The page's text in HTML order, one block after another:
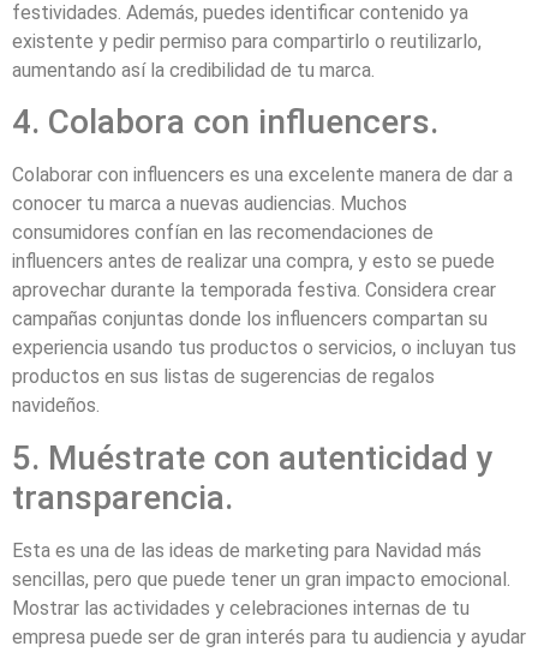
festividades. Además, puedes identificar contenido ya
existente y pedir permiso para compartirlo o reutilizarlo,
aumentando así la credibilidad de tu marca.
4. Colabora con influencers.
Colaborar con influencers es una excelente manera de dar a
conocer tu marca a nuevas audiencias. Muchos
consumidores confían en las recomendaciones de
influencers antes de realizar una compra, y esto se puede
aprovechar durante la temporada festiva. Considera crear
campañas conjuntas donde los influencers compartan su
experiencia usando tus productos o servicios, o incluyan tus
productos en sus listas de sugerencias de regalos
navideños.
5. Muéstrate con autenticidad y
transparencia.
Esta es una de las ideas de marketing para Navidad más
sencillas, pero que puede tener un gran impacto emocional.
Mostrar las actividades y celebraciones internas de tu
empresa puede ser de gran interés para tu audiencia y ayudar